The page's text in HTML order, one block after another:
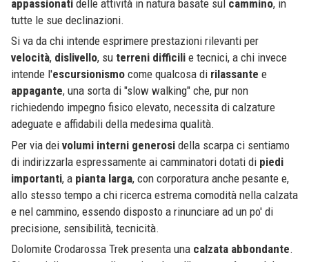
appassionati delle attività in natura basate sul cammino, in
tutte le sue declinazioni.
Si va da chi intende esprimere prestazioni rilevanti per
velocità, dislivello, su terreni difficili e tecnici, a chi invece
intende l'escursionismo come qualcosa di rilassante e
appagante, una sorta di "slow walking" che, pur non
richiedendo impegno fisico elevato, necessita di calzature
adeguate e affidabili della medesima qualità.
Per via dei volumi interni generosi della scarpa ci sentiamo
di indirizzarla espressamente ai camminatori dotati di piedi
importanti, a pianta larga, con corporatura anche pesante e,
allo stesso tempo a chi ricerca estrema comodità nella calzata
e nel cammino, essendo disposto a rinunciare ad un po' di
precisione, sensibilità, tecnicità.
Dolomite Crodarossa Trek presenta una calzata abbondante.